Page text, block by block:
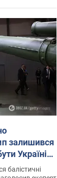
залишився
Україні?
балістичні